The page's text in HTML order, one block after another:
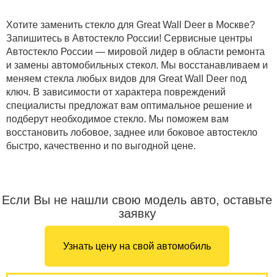
Хотите заменить стекло для Great Wall Deer в Москве?
Запишитесь в Автостекло России! Сервисные центры
Автостекло России — мировой лидер в области ремонта
и замены автомобильных стекол. Мы восстанавливаем и
меняем стекла любых видов для Great Wall Deer под
ключ. В зависимости от характера повреждений
специалисты предложат вам оптимальное решение и
подберут необходимое стекло. Мы поможем вам
восстановить лобовое, заднее или боковое автостекло
быстро, качественно и по выгодной цене.
Если Вы не нашли свою модель авто, оставьте
заявку
Узнать цену на свой автомобиль